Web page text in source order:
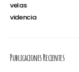
velas
videncia
Publicaciones Recientes